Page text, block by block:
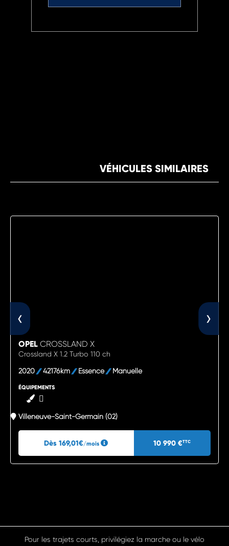
VÉHICULES SIMILAIRES
OPEL CROSSLAND X
Crossland X 1.2 Turbo 110 ch
2020 42176km Essence Manuelle
ÉQUIPEMENTS
Villeneuve-Saint-Germain (02)
Dès 169,01€/mois 10 990 €TTC
‹ ›
Pour les trajets courts, privilégiez la marche ou le vélo